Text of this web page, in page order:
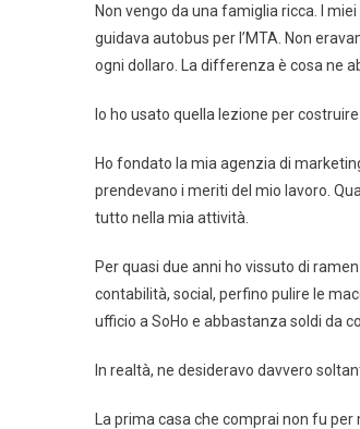
Non vengo da una famiglia ricca. I
guidava autobus per l’MTA. Non
ogni dollaro. La differenza è cosa ne
Io ho usato quella lezione per
Ho fondato la mia agenzia di
prendevano i meriti del mio lavoro.
tutto nella mia attività.
Per quasi due anni ho vissuto di
contabilità, social, perfino pulire le
ufficio a SoHo e abbastanza soldi da
In realtà, ne desideravo davvero
La prima casa che comprai non fu